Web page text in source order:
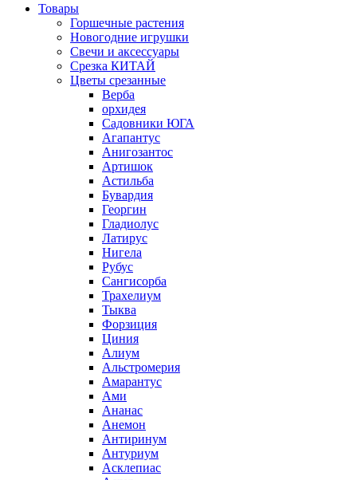
Товары
Горшечные растения
Новогодние игрушки
Свечи и аксессуары
Срезка КИТАЙ
Цветы срезанные
Верба
орхидея
Садовники ЮГА
Агапантус
Анигозантос
Артишок
Астильба
Бувардия
Георгин
Гладиолус
Латирус
Нигела
Рубус
Сангисорба
Трахелиум
Тыква
Форзиция
Циния
Алиум
Альстромерия
Амарантус
Ами
Ананас
Анемон
Антиринум
Антуриум
Асклепиас